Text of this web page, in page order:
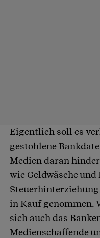
Eigentlich soll es
gestohlene
Medien daran
wie Geldwäsche
in Kauf genommen.
sich auch das
Medienschaffende